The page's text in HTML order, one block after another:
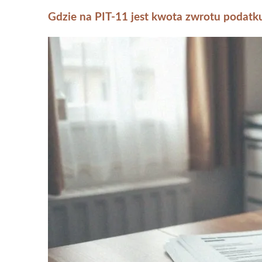
Gdzie na PIT-11 jest kwota zwrotu